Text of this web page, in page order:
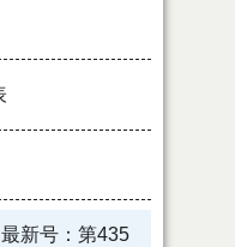
新号：第435